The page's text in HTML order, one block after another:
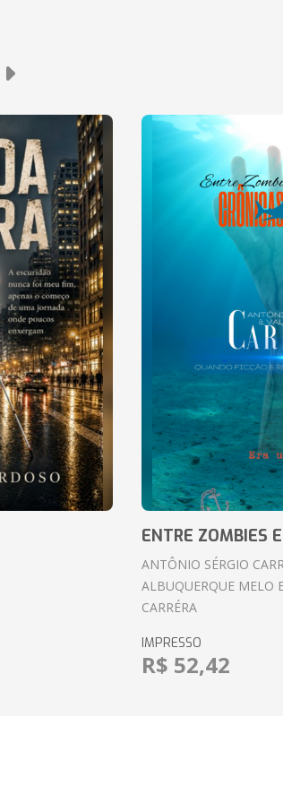
ENTRE ZOMBIES
ANTÔNIO SÉRGIO
ALBUQUERQUE MELO
CARRÉRA
IMPRESSO
R$ 52,42